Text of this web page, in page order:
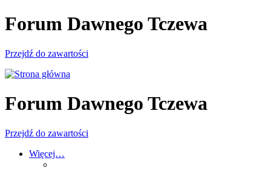
Forum Dawnego Tczewa
Przejdź do zawartości
Forum Dawnego Tczewa
Przejdź do zawartości
Więcej…